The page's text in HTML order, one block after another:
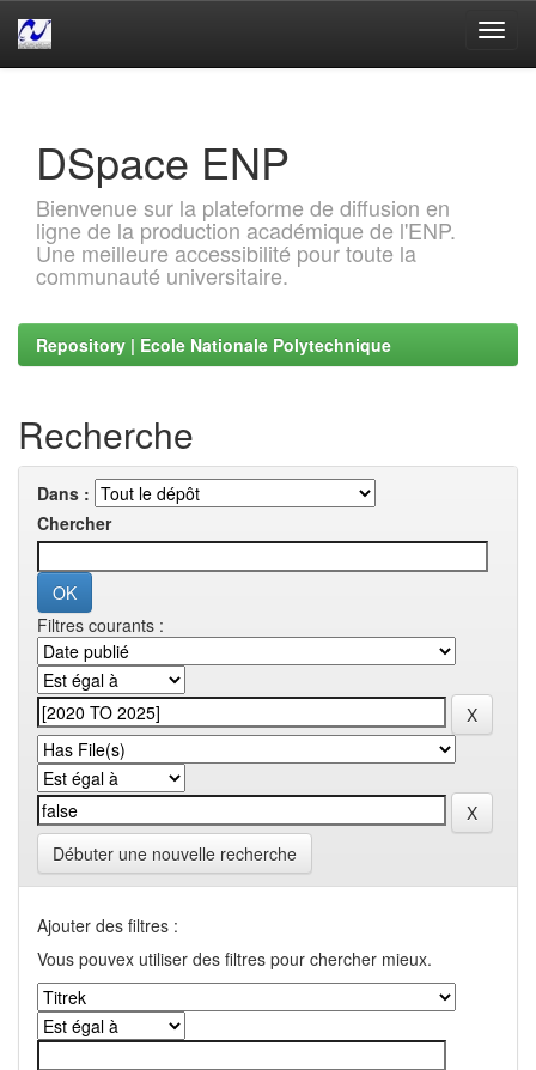
DSpace ENP
Bienvenue sur la plateforme de diffusion en
ligne de la production académique de l'ENP.
Une meilleure accessibilité pour toute la
communauté universitaire.
Repository | Ecole Nationale Polytechnique
Recherche
Dans :
Chercher
Filtres courants :
Débuter une nouvelle recherche
Ajouter des filtres :
Vous pouvex utiliser des filtres pour chercher mieux.